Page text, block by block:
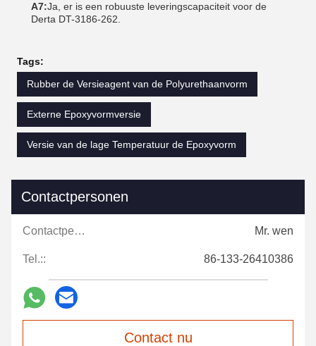
A7:Ja, er is een robuuste leveringscapaciteit voor de
Derta DT-3186-262.
Tags:
Rubber de Versieagent van de Polyurethaanvorm
Externe Epoxyvormversie
Versie van de lage Temperatuur de Epoxyvorm
Contactpersonen
Contactpersonen: Mr. wen
Tel.:: 86-133-26410386
Contact nu